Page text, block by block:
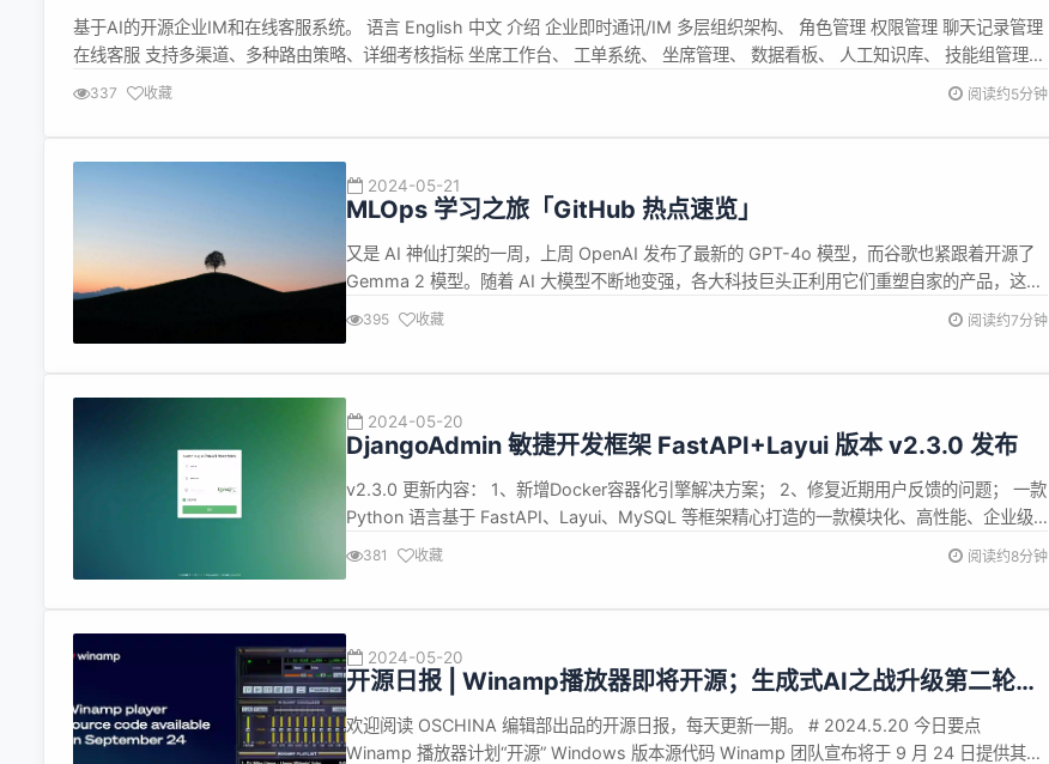
基于AI的开源企业IM和在线客服系统。 语言 English 中文 介绍 企业即时通讯/IM 多层组织架构、 角色管理 权限管理 聊天记录管理
在线客服 支持多渠道、多种路由策略、详细考核指标 坐席工作台、 工单系统、 坐席管理、 数据看板、 人工知识库、 技能组管理、
实时监控、 公告、 敏感词、 CRM、 报表功能， 为客户提供一体化客服工作台服务 大模...
337 收藏 阅读约5分钟
2024-05-21
MLOps 学习之旅「GitHub 热点速览」
又是 AI 神仙打架的一周，上周 OpenAI 发布了最新的 GPT-4o 模型，而谷歌也紧跟着开源了
Gemma 2 模型。随着 AI 大模型不断地变强，各大科技巨头正利用它们重塑自家的产品，这也
让大模型算法工程师变得炙手可热，相关岗位需求正旺。 对于普通程序员来说，想要转型成为
395 收藏 阅读约7分钟
2024-05-20
DjangoAdmin 敏捷开发框架 FastAPI+Layui 版本 v2.3.0 发布
v2.3.0 更新内容： 1、新增Docker容器化引擎解决方案； 2、修复近期用户反馈的问题； 一款
Python 语言基于 FastAPI、Layui、MySQL 等框架精心打造的一款模块化、高性能、企业级
的敏捷开发框架，本着简化开发、提升开发效率的初衷触发，框架自研了一套个性化的组件，
381 收藏 阅读约8分钟
2024-05-20
开源日报 | Winamp播放器即将开源；生成式AI之战升级第二轮；
Linus“吃狗粮”最积极；AI进入泡沫前期；吴泳铭为阿里云带来了
什么？
欢迎阅读 OSCHINA 编辑部出品的开源日报，每天更新一期。 # 2024.5.20 今日要点
Winamp 播放器计划“开源” Windows 版本源代码 Winamp 团队宣布将于 9 月 24 日提供其